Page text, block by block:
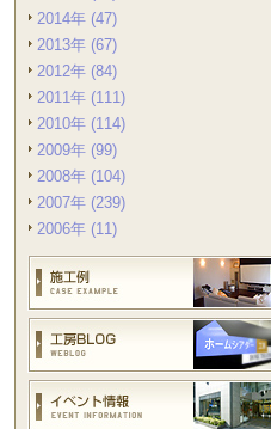
2014年 (47)
2013年 (67)
2012年 (84)
2011年 (111)
2010年 (114)
2009年 (99)
2008年 (104)
2007年 (239)
2006年 (11)